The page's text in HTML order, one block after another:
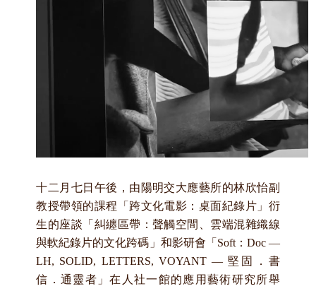
十二月七日午後，由陽明交大應藝所的林欣怡副
教授帶領的課程「跨文化電影：桌面紀錄片」衍
生的座談「糾纏區帶：聲觸空間、雲端混雜織線
與軟紀錄片的文化跨碼」和影研會「Soft：Doc —
LH, SOLID, LETTERS, VOYANT —堅固．書
信．通靈者」在人社一館的應用藝術研究所舉